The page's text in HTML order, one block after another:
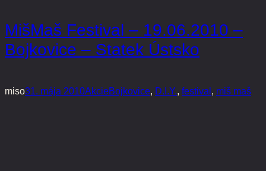
MišMaš Festival – 19.06.2010 –
Bojkovice – Statek Ústsko
miso31. mája 2010AkcieBojkovice, D.I.Y., festival , miš maš